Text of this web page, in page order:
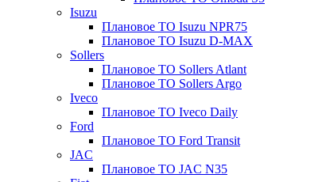
Isuzu
Плановое ТО Isuzu NPR75
Плановое ТО Isuzu D-MAX
Sollers
Плановое ТО Sollers Atlant
Плановое ТО Sollers Argo
Iveco
Плановое ТО Iveco Daily
Ford
Плановое ТО Ford Transit
JAC
Плановое ТО JAC N35